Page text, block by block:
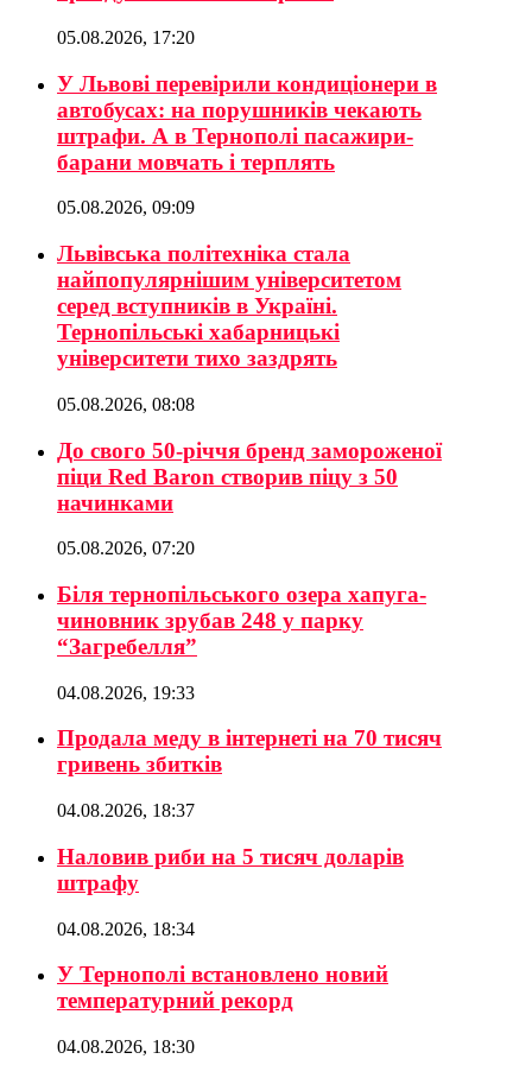
05.08.2026, 17:20
У Львові перевірили кондиціонери в
автобусах: на порушників чекають
штрафи. А в Тернополі пасажири-
барани мовчать і терплять
05.08.2026, 09:09
Львівська політехніка стала
найпопулярнішим університетом
серед вступників в Україні.
Тернопільські хабарницькі
університети тихо заздрять
05.08.2026, 08:08
До свого 50-річчя бренд замороженої
піци Red Baron створив піцу з 50
начинками
05.08.2026, 07:20
Біля тернопільського озера хапуга-
чиновник зрубав 248 у парку
“Загребелля”
04.08.2026, 19:33
Продала меду в інтернеті на 70 тисяч
гривень збитків
04.08.2026, 18:37
Наловив риби на 5 тисяч доларів
штрафу
04.08.2026, 18:34
У Тернополі встановлено новий
температурний рекорд
04.08.2026, 18:30